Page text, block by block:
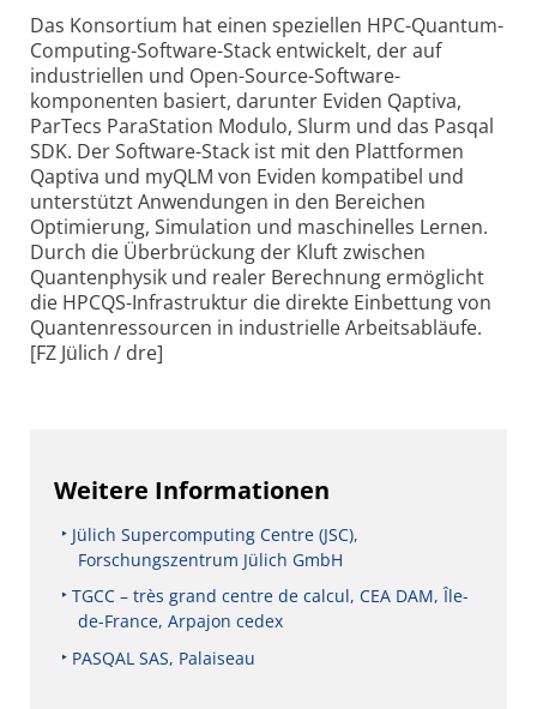
Das Konsortium hat einen speziellen HPC-Quantum-
Computing-Software-Stack entwickelt, der auf
industri­ellen und Open-Source-Software­
komponenten basiert, darunter Eviden Qaptiva,
ParTecs ParaStation Modulo, Slurm und das Pasqal
SDK. Der Software-Stack ist mit den Platt­formen
Qaptiva und myQLM von Eviden kompatibel und
unter­stützt Anwendungen in den Bereichen
Optimierung, Simulation und maschinelles Lernen.
Durch die Über­brückung der Kluft zwischen
Quanten­physik und realer Berechnung ermöglicht
die HPCQS-Infra­struktur die direkte Einbettung von
Quanten­ressourcen in indus­trielle Arbeits­abläufe.
[FZ Jülich / dre]
Weitere Informationen
Jülich Supercomputing Centre (JSC),
Forschungszentrum Jülich GmbH
TGCC – très grand centre de calcul, CEA DAM, Île-
de-France, Arpajon cedex
PASQAL SAS, Palaiseau